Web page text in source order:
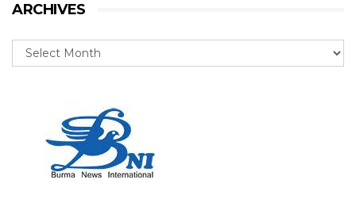
ARCHIVES